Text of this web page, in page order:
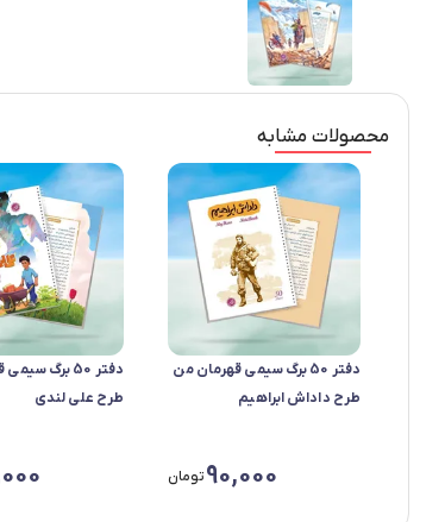
محصولات مشابه
دفتر 50 برگ سیمی قهرمان من
طرح داداش ابراهیم
90,000تومان
دفتر 50 برگ
طرح علی لندی